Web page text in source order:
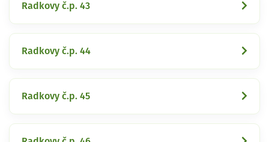
Radkovy č.p. 43
Radkovy č.p. 44
Radkovy č.p. 45